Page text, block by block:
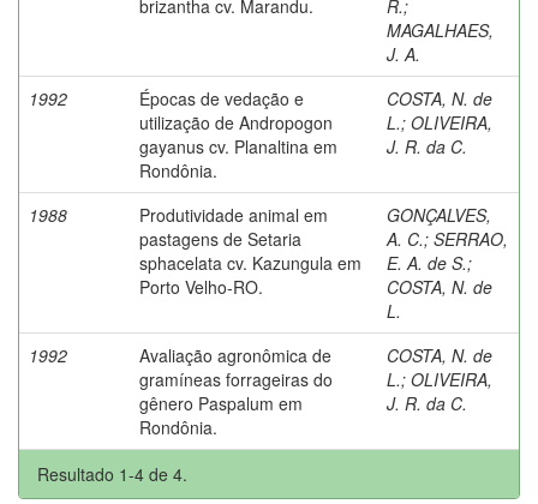
brizantha cv. Marandu.
R.;
MAGALHAES,
J. A.
1992
Épocas de vedação e
utilização de Andropogon
gayanus cv. Planaltina em
Rondônia.
COSTA, N. de
L.; OLIVEIRA,
J. R. da C.
1988
Produtividade animal em
pastagens de Setaria
sphacelata cv. Kazungula em
Porto Velho-RO.
GONÇALVES,
A. C.; SERRAO,
E. A. de S.;
COSTA, N. de
L.
1992
Avaliação agronômica de
gramíneas forrageiras do
gênero Paspalum em
Rondônia.
COSTA, N. de
L.; OLIVEIRA,
J. R. da C.
Resultado 1-4 de 4.